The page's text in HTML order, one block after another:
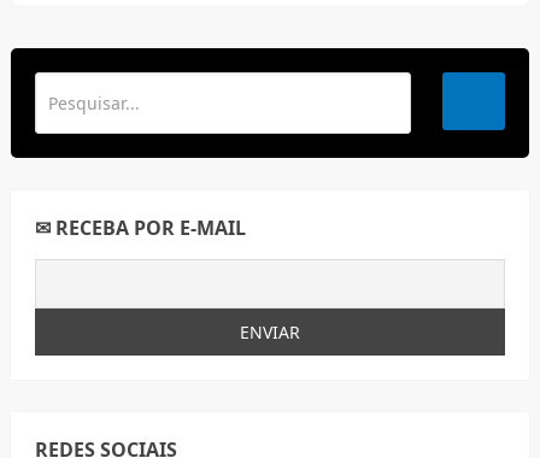
✉ RECEBA POR E-MAIL
REDES SOCIAIS